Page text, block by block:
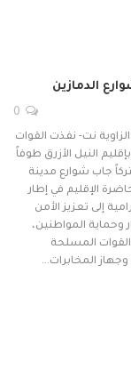
الدمازين
نت- نفذت القوات
النيل الأزرق طوفاً
جاب شوارع مدينة
الإقليم في إطار
إلى تعزيز الأمن
وحماية المواطنين،
المسلحة
المخابرات…